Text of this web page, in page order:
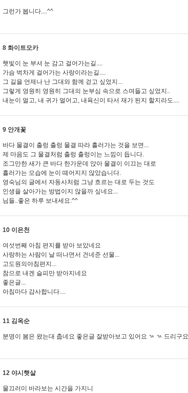
그런가 봅니다....^^
8 화이트모카
햇빛이 눈 부셔 눈 감고 걸어가는길....
가슴 벅차게 걸어가는 사랑이라는길....
그 길을 언제나 난 그대와 함께 걷고 싶었지...
그렇게 영원히 영원히 그대의 눈부심 속으로 스며들고 싶었지..
내눈이 멀고, 내 귀가 멀어고, 내육신이 타서 재가 된지 할지라도....
9 안개꽃
바다 물결이 출렁 출렁 물결 따라 흘러가는 것을 보면...
제 마음도 그 물결처럼 출렁 출렁이는 느낌이 듭니다.
조그만한 새가 큰 바다 한가운데 앉아 물결이 이끄는 대로
흘러가는 모습에 눈이 떼어지지 않았습니다.
영숙님의 글에서 자동사처럼 그냥 흐르는 대로 두는 것도
인생을 살아가는 방법이지 않을까 싶네요...
님들..좋은 하루 보내세요.^^
10 이은천
여섯번째 아침 편지를 받아 보았네요
사랑하는 사람이 날 떠나면서 건네준 선물...
고도원의아침편지...
참으로 내겐 슬피만 받아지네요
좋은글...
아침마다 감사합니다....
11 김옥순
분명이 봄은 왔는대 춥네요 좋은글 잘받아보고 있어요 ㄳ ㄳ 드리구
12 야시햇살
물끄러미 바라보는 시간을 가지니